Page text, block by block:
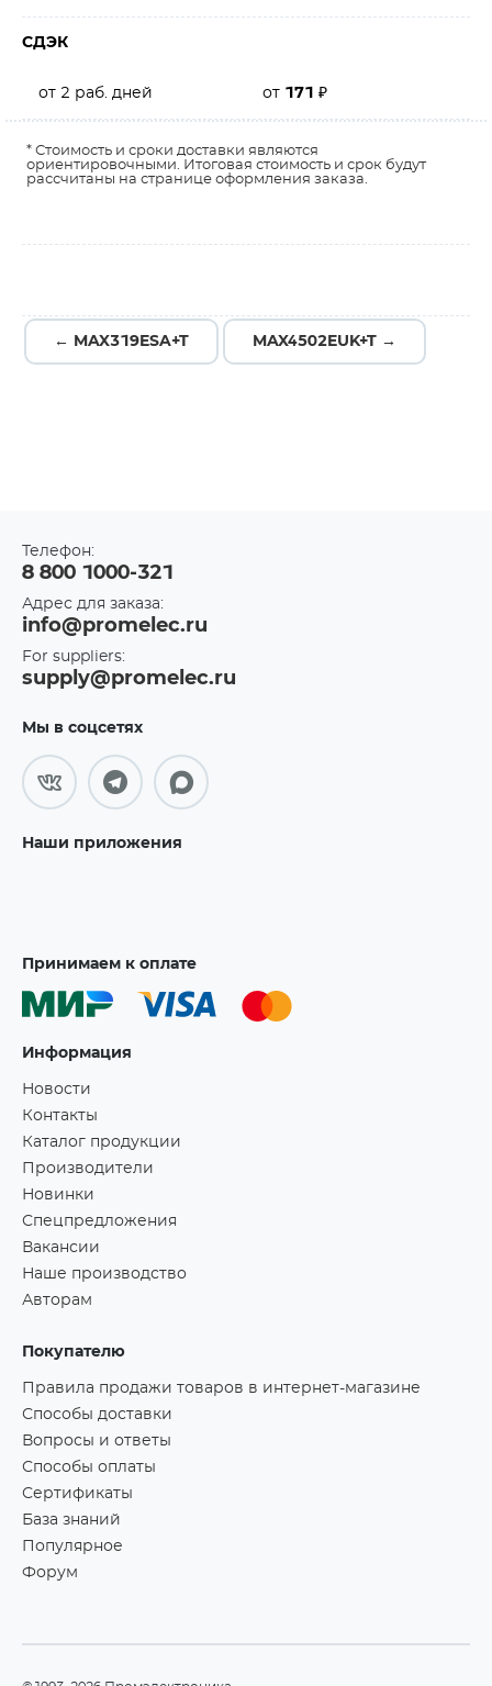
СДЭК
от 2 раб. дней от 171 ₽
* Стоимость и сроки доставки являются
ориентировочными. Итоговая стоимость и срок будут
рассчитаны на странице оформления заказа.
← MAX319ESA+T MAX4502EUK+T →
Телефон:
8 800 1000-321
Адрес для заказа:
info@promelec.ru
For suppliers:
supply@promelec.ru
Мы в соцсетях
Наши приложения
Принимаем к оплате
Информация
Новости
Контакты
Каталог продукции
Производители
Новинки
Спецпредложения
Вакансии
Наше производство
Авторам
Покупателю
Правила продажи товаров в интернет-магазине
Способы доставки
Вопросы и ответы
Способы оплаты
Сертификаты
База знаний
Популярное
Форум